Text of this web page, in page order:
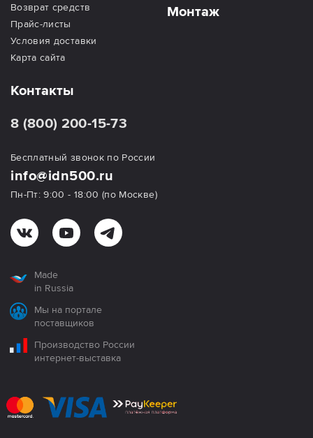
Возврат средств
Прайс-листы
Условия доставки
Карта сайта
Монтаж
Контакты
8 (800) 200-15-73
Бесплатный звонок по России
info@idn500.ru
Пн-Пт: 9:00 - 18:00 (по Москве)
Made
in Russia
Мы на портале
поставщиков
Производство России
интернет-выставка